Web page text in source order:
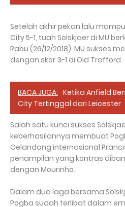
Setelah akhir pekan lalu
City 5-1, tuah Solskjaer di MU
Rabu (26/12/2018). MU sukses
dengan skor 3-1 di Old Trafford.
BACA JUGA: Ketika Anfield
City Tertinggal dari Leicester
Salah satu kunci sukses
keberhasilannya membuat
Gelandang internasional
penampilan yang kontras
dengan Mourinho.
Dalam dua laga bersama
Pogba sudah terlibat dalam